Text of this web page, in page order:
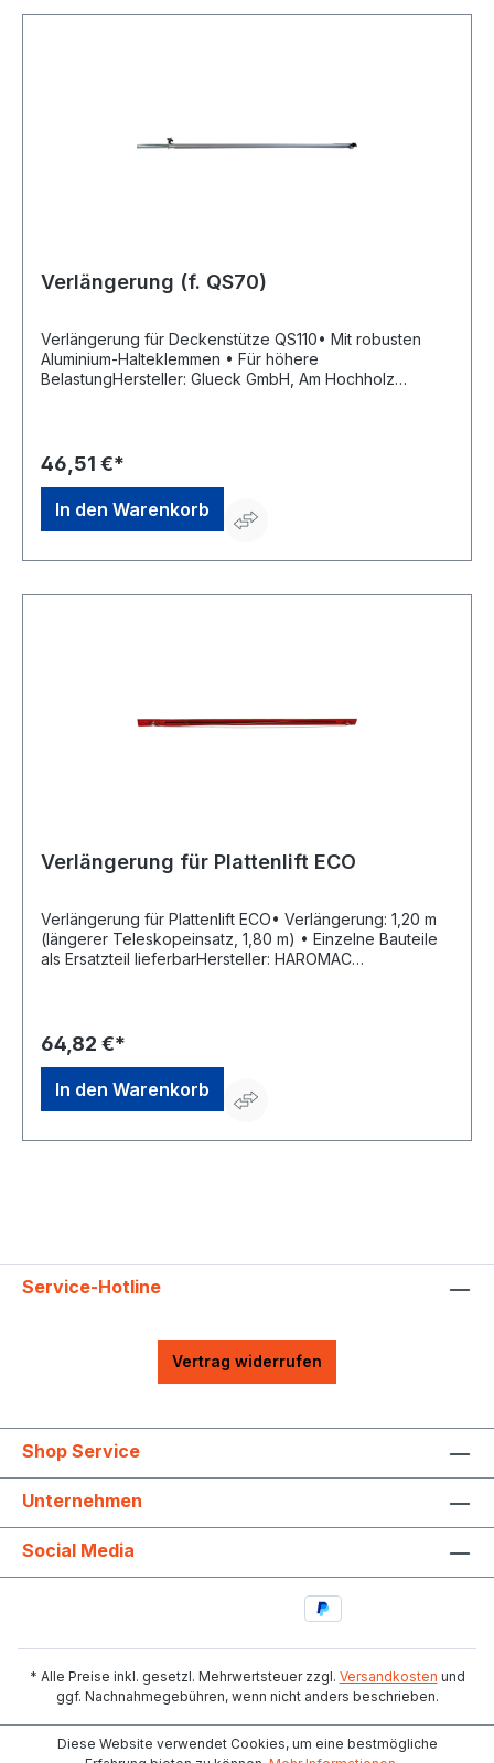
Verlängerung (f. QS70)
Verlängerung für Deckenstütze QS110• Mit robusten
Aluminium-Halteklemmen • Für höhere
BelastungHersteller: Glueck GmbH, Am Hochholz
46,51 €*
In den Warenkorb
Verlängerung für Plattenlift ECO
Verlängerung für Plattenlift ECO• Verlängerung: 1,20 m
(längerer Teleskopeinsatz, 1,80 m) • Einzelne Bauteile
als Ersatzteil lieferbarHersteller: HAROMAC
64,82 €*
In den Warenkorb
Service-Hotline
Vertrag widerrufen
Shop Service
Unternehmen
Social Media
* Alle Preise inkl. gesetzl. Mehrwertsteuer zzgl. Versandkosten und
ggf. Nachnahmegebühren, wenn nicht anders beschrieben.
Diese Website verwendet Cookies, um eine bestmögliche